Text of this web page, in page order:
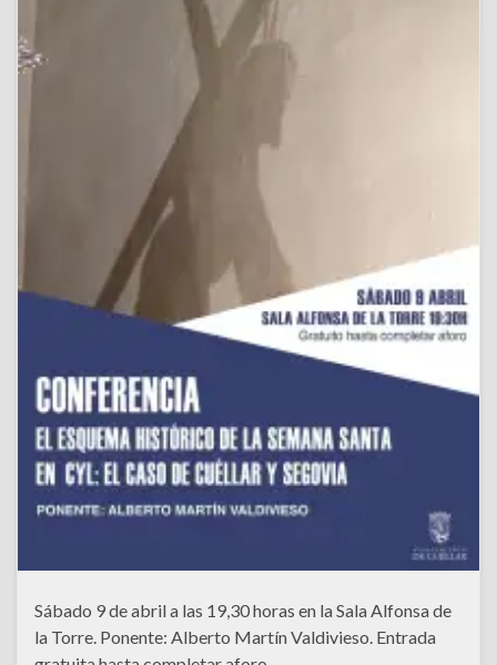
Sábado 9 de abril a las 19,30 horas en la Sala Alfonsa de
la Torre. Ponente: Alberto Martín Valdivieso. Entrada